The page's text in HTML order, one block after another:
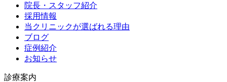
院長・スタッフ紹介
採用情報
当クリニックが選ばれる理由
ブログ
症例紹介
お知らせ
診療案内